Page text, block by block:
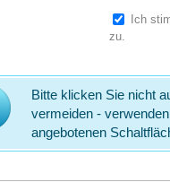
Ich
zu.
Bitte klicken Sie nicht
vermeiden -
angebotenen